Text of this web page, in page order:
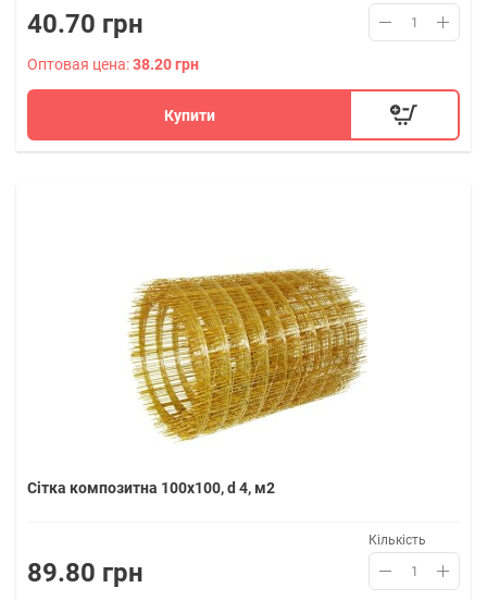
40.70 грн
Оптовая цена:38.20 грн
Купити
Сітка композитна 100х100, d 4, м2
89.80 грн
Кількість